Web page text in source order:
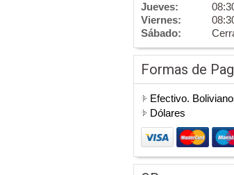
Jueves:
Viernes:
Sábado:
Formas de
Efectivo.
Dólares